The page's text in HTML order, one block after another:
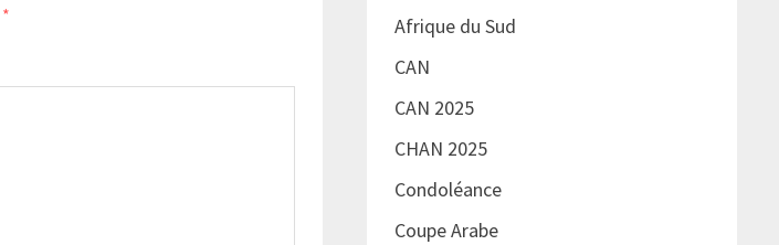
*
Afrique du Sud
CAN
CAN 2025
CHAN 2025
Condoléance
Coupe Arabe